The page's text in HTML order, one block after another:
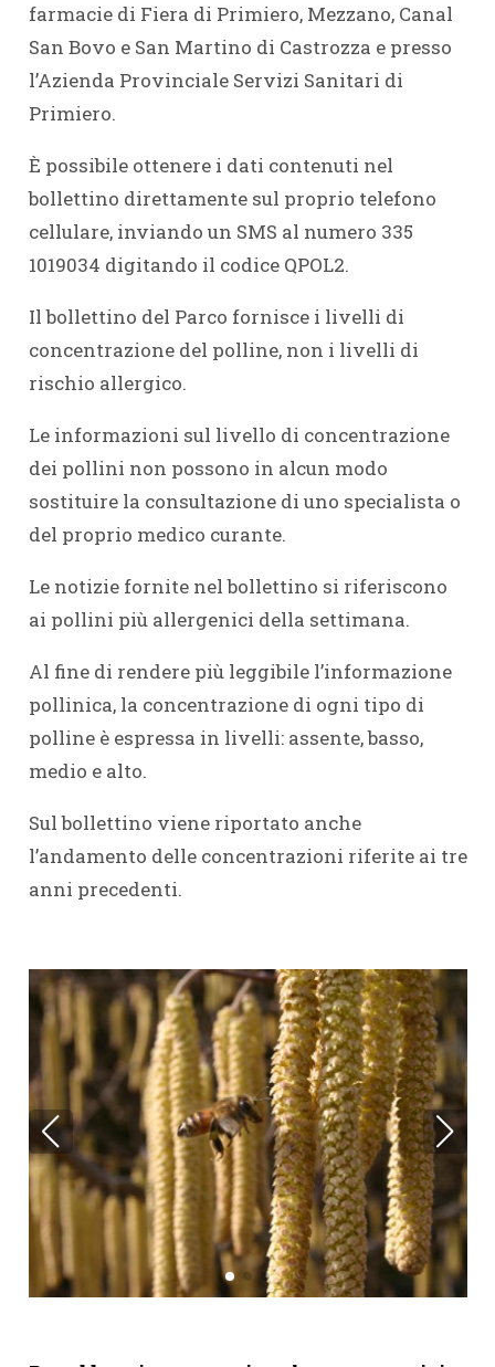
farmacie di Fiera di Primiero, Mezzano, Canal
San Bovo e San Martino di Castrozza e presso
l’Azienda Provinciale Servizi Sanitari di
Primiero.
È possibile ottenere i dati contenuti nel
bollettino direttamente sul proprio telefono
cellulare, inviando un SMS al numero 335
1019034 digitando il codice QPOL2.
Il bollettino del Parco fornisce i livelli di
concentrazione del polline, non i livelli di
rischio allergico.
Le informazioni sul livello di concentrazione
dei pollini non possono in alcun modo
sostituire la consultazione di uno specialista o
del proprio medico curante.
Le notizie fornite nel bollettino si riferiscono
ai pollini più allergenici della settimana.
Al fine di rendere più leggibile l’informazione
pollinica, la concentrazione di ogni tipo di
polline è espressa in livelli: assente, basso,
medio e alto.
Sul bollettino viene riportato anche
l’andamento delle concentrazioni riferite ai tre
anni precedenti.